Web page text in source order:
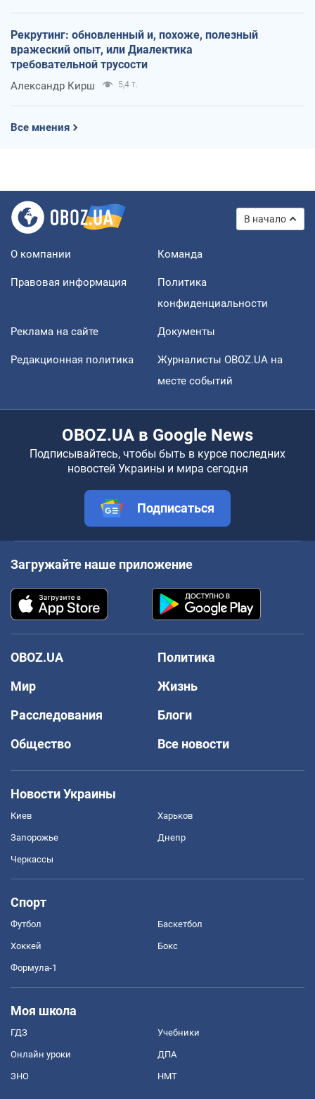
Рекрутинг: обновленный и, похоже, полезный
вражеский опыт, или Диалектика
требовательной трусости
Александр Кирш 5,4 т.
Все мнения
В начало
О компании Команда
Правовая информация
Политика
конфиденциальности
Реклама на сайте Документы
Редакционная политика
Журналисты OBOZ.UA на
месте событий
OBOZ.UA в Google News
Подписывайтесь, чтобы быть в курсе последних
новостей Украины и мира сегодня
Подписаться
Загружайте наше приложение
OBOZ.UA
Политика
Мир
Жизнь
Расследования
Блоги
Общество
Все новости
Новости Украины
Киев Харьков
Запорожье Днепр
Черкассы
Спорт
Футбол Баскетбол
Хоккей Бокс
Формула-1
Моя школа
ГДЗ Учебники
Онлайн уроки ДПА
ЗНО НМТ